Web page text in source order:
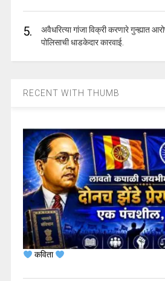
5.
अवैधरित्या गांजा विक्री करणारे गुन्ह्यात
पोलिसाची धाडकेदार कारवाई.
RECENT WITH THUMB
कविता